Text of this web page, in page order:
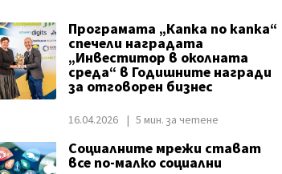
Програмата „Капка по капка“
спечели наградата
„Инвеститор в околната
среда“ в Годишните награди
за отговорен бизнес
16.04.2026 5 мин. за четене
Социалните мрежи стават
все по-малко социални